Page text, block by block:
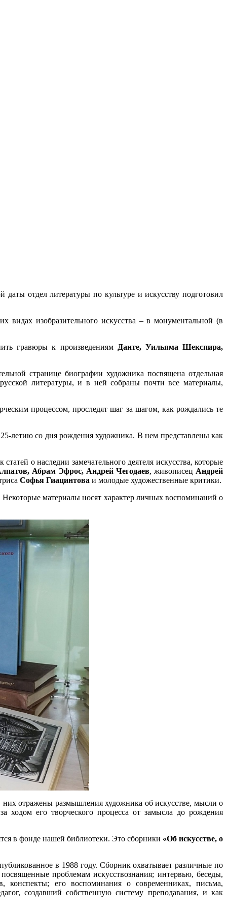
даты отдел литературы по культуре и искусству подготовил
изобразительного искусства ‒ в монументальной (в
гравюры к произведениям Данте, Уильяма Шекспира,
странице биографии художника посвящена отдельная
литературы, и в ней собраны почти все материалы,
процессом, проследят шаг за шагом, как рождались те
летию со дня рождения художника. В нем представлены как
о наследии замечательного деятеля искусства, которые
Абрам Эфрос, Андрей Чегодаев, живописец Андрей
Софья Гиацинтова и молодые художественные критики.
материалы носят характер личных воспоминаний о
отражены размышления художника об искусстве, мысли о
ходом его творческого процесса от замысла до рождения
в фонде нашей библиотеки. Это сборники «Об искусстве, о
в 1988 году. Сборник охватывает различные по
проблемам искусствознания; интервью, беседы,
конспекты; его воспоминания о современниках, письма,
создавший собственную систему преподавания, и как